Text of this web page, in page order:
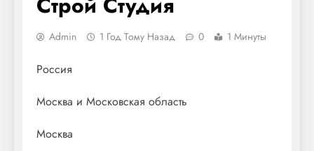
Admin 1 Год Тому Назад 0 1 Минуты
Россия
Москва и Московская область
Москва